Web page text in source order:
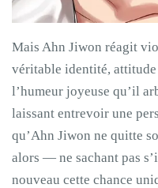
Mais Ahn Jiwon réagit
véritable identité,
l’humeur joyeuse qu’il
laissant entrevoir une
qu’Ahn Jiwon ne quitte
alors — ne sachant pas
nouveau cette chance